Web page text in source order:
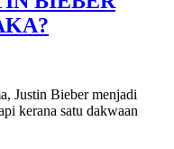
Justin Bieber menjadi
kerana satu dakwaan